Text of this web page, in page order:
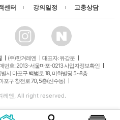
센터 강의일정 고충상담
(주)한겨레엔
대표자: 유강문
번호: 2013-서울마포-0213 사업자정보확인
시 마포구 백범로 18, 미화빌딩 5~8층
포구 창전로 70, 5층(신수동)
레엔, All right reserved.